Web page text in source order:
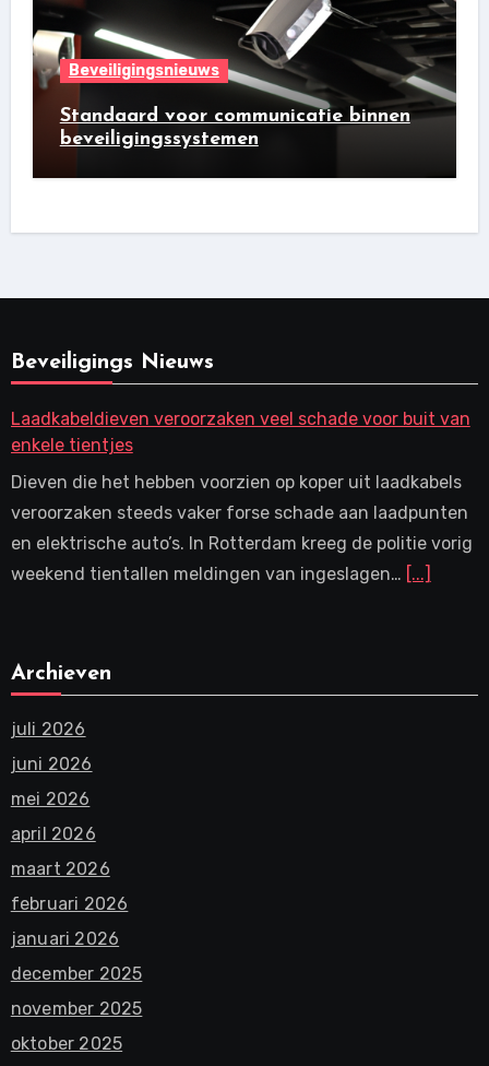
Beveiligingsnieuws
Standaard voor communicatie binnen
beveiligingssystemen
Beveiligings Nieuws
Laadkabeldieven veroorzaken veel schade voor buit van
enkele tientjes
Dieven die het hebben voorzien op koper uit laadkabels
veroorzaken steeds vaker forse schade aan laadpunten
en elektrische auto’s. In Rotterdam kreeg de politie vorig
weekend tientallen meldingen van ingeslagen… [...]
Archieven
juli 2026
juni 2026
mei 2026
april 2026
maart 2026
februari 2026
januari 2026
december 2025
november 2025
oktober 2025